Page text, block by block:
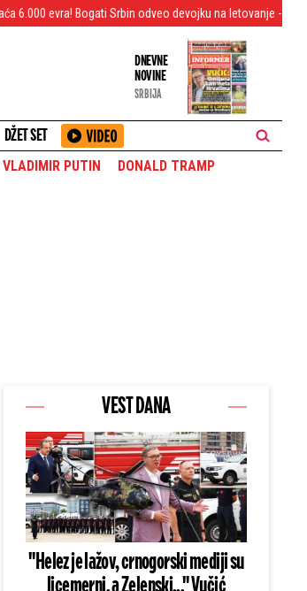
Srbin odveo devojku na letovanje - Čitav ceh će vas frapirati
DNEVNE
NOVINE
SRBIJA
DŽET SET
VLADIMIR PUTIN DONALD TRAMP
VEST DANA
"Helez je lažov, crnogorski mediji su
licemerni, a Zelenski..." Vučić